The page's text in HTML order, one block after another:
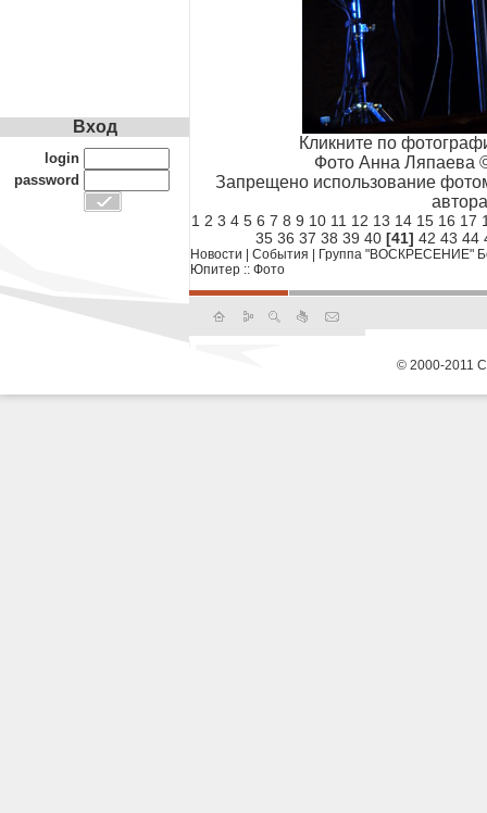
Кликните по
Фото Анна Ляпаева
Запрещено использование
1 2 3 4 5 6 7 8 9 10 11 12 13 14 15 16 17
35 36 37 38 39 40 [41] 42 43 44
Новости События
Группа "ВОСКРЕСЕНИЕ"
Юпитер :: Фото
Вход
login
password
© 2000-2011